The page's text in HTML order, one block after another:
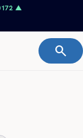
▲
search